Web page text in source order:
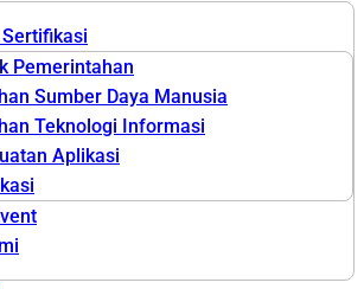
Pemerintahan
Sumber Daya Manusia
Teknologi Informasi
Aplikasi